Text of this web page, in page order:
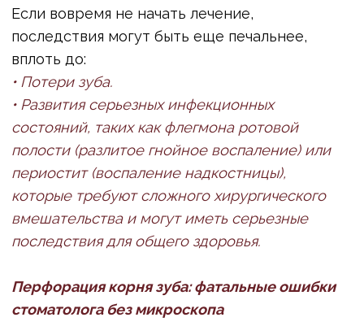
ЗАДАЙТЕ НАМ ВОПРОС
ИСТОЧНИК:WWW.MOSLENTA.RU/
ЧИТАТЬ ИНТЕРВЬЮ В ОРИГИНАЛЕ
ПОДРОБНЕЕ ОБ УСЛУГАХ
+7 (495) 988 - 83 - 35